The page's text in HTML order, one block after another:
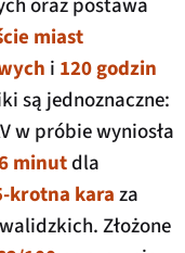
miast
i 120 godzin
są jednoznaczne:
w próbie wyniosła
minutdla
krotna karaza
Złożone